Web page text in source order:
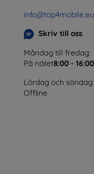
info@top4mobile.eu
Skriv till oss
Måndag till fredag:
På nätet8:00 - 16:00
Lördag och söndag:
Offline